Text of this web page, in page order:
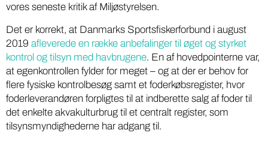
vores seneste kritik af Miljøstyrelsen.
Det er korrekt, at Danmarks Sportsfiskerforbund i august
2019 afleverede en række anbefalinger til øget og styrket
kontrol og tilsyn med havbrugene. En af hovedpointerne var,
at egenkontrollen fylder for meget – og at der er behov for
flere fysiske kontrolbesøg samt et foderkøbsregister, hvor
foderleverandøren forpligtes til at indberette salg af foder til
det enkelte akvakulturbrug til et centralt register, som
tilsynsmyndighederne har adgang til.